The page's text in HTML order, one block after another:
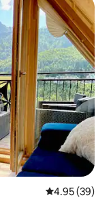
평점 4.95점(5
4.95 (39)